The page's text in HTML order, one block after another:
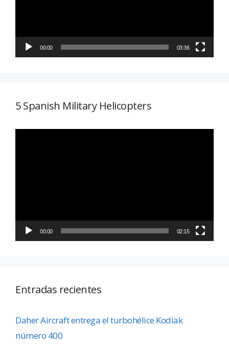
00:00 03:36
5 Spanish Military Helicopters
00:00 02:15
Entradas recientes
Daher Aircraft entrega el turbohélice Kodiak
número 400